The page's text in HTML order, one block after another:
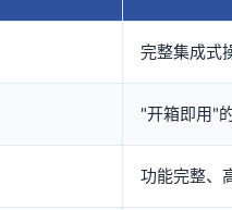
完整集成式
"开箱即用"
功能完整、